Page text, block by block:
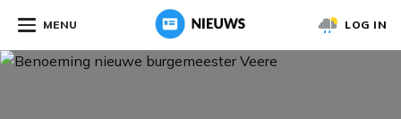
MENU LOG IN